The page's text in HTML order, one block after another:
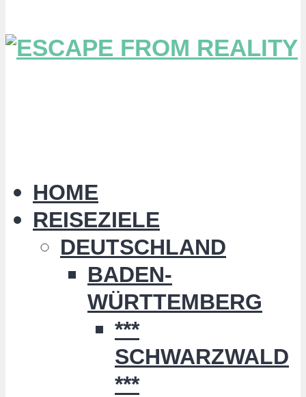
HOME
REISEZIELE
DEUTSCHLAND
BADEN-
WÜRTTEMBERG
***
SCHWARZWALD
***